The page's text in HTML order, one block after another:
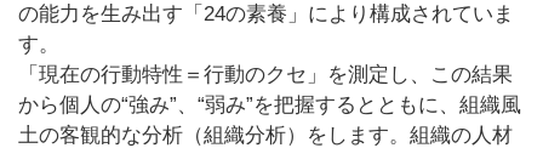
の能力を生み出す「24の素養」により構成されていま
す。
「現在の行動特性＝行動のクセ」を測定し、この結果
から個人の“強み”、“弱み”を把握するとともに、組織風
土の客観的な分析（組織分析）をします。組織の人材